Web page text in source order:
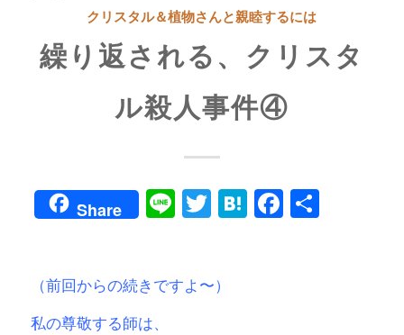
クリスタル＆植物さんと親睦するには
繰り返される、クリスタ
ル殺人事件④
Share LineTwitter
Hatena共
（前回からの続きですよ〜）
私の尊敬する師は、